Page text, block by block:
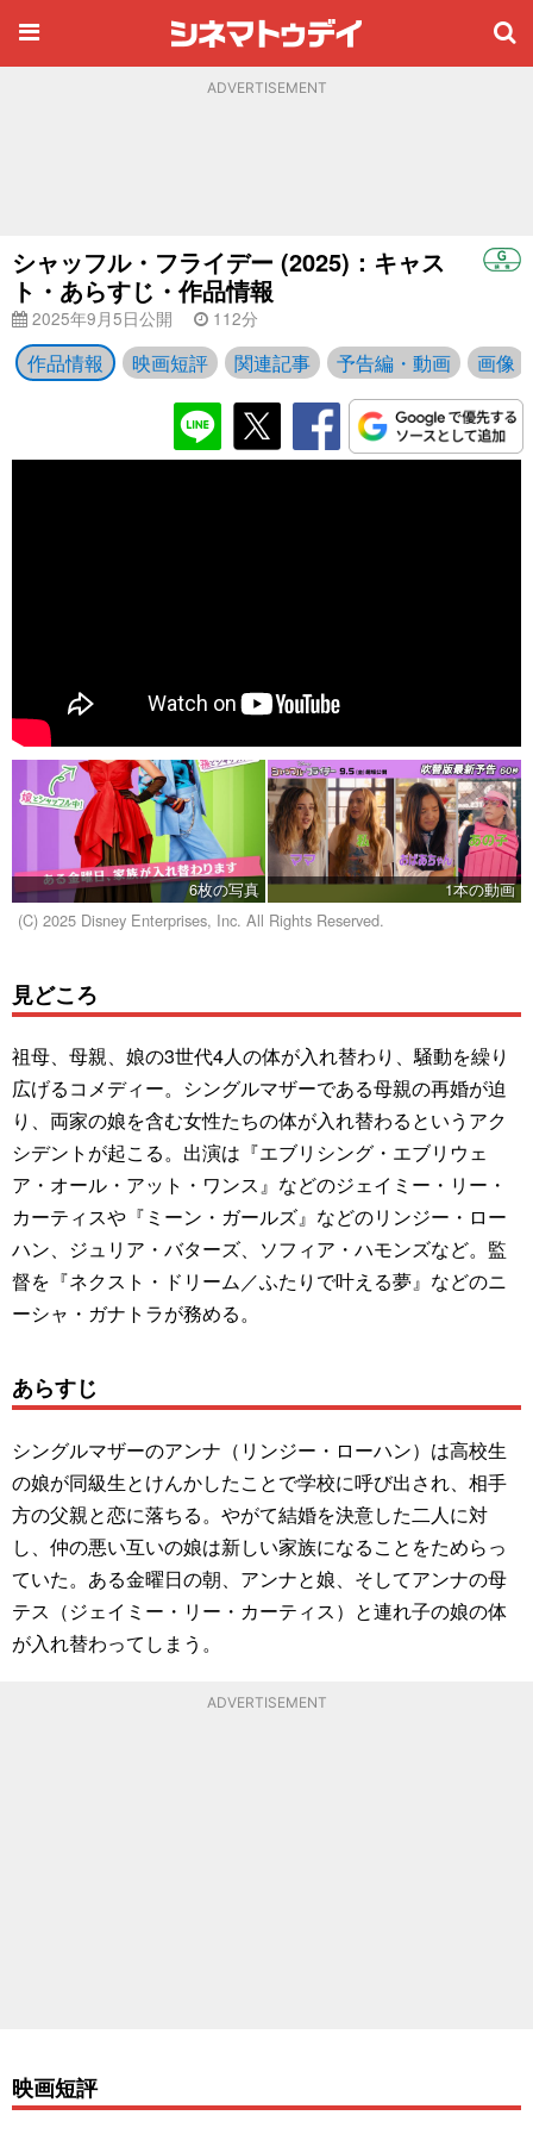
ADVERTISEMENT
シャッフル・フライデー (2025)：キャス
ト・あらすじ・作品情報
2025年9月5日公開 112分
作品情報 映画短評 関連記事 予告編・動画 画像
6枚の写真
1本の動画
(C) 2025 Disney Enterprises, Inc. All Rights Reserved.
見どころ
祖母、母親、娘の3世代4人の体が入れ替わり、騒動を繰り
広げるコメディー。シングルマザーである母親の再婚が迫
り、両家の娘を含む女性たちの体が入れ替わるというアク
シデントが起こる。出演は『エブリシング・エブリウェ
ア・オール・アット・ワンス』などのジェイミー・リー・
カーティスや『ミーン・ガールズ』などのリンジー・ロー
ハン、ジュリア・バターズ、ソフィア・ハモンズなど。監
督を『ネクスト・ドリーム／ふたりで叶える夢』などのニ
ーシャ・ガナトラが務める。
あらすじ
シングルマザーのアンナ（リンジー・ローハン）は高校生
の娘が同級生とけんかしたことで学校に呼び出され、相手
方の父親と恋に落ちる。やがて結婚を決意した二人に対
し、仲の悪い互いの娘は新しい家族になることをためらっ
ていた。ある金曜日の朝、アンナと娘、そしてアンナの母
テス（ジェイミー・リー・カーティス）と連れ子の娘の体
が入れ替わってしまう。
ADVERTISEMENT
映画短評